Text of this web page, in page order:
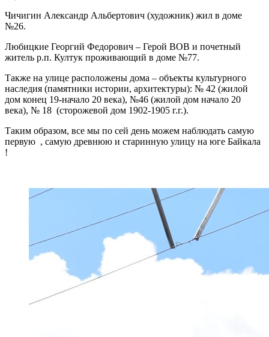
Чичигин Александр Альбертович (художник) жил в доме
№26.
Любицкие Георгий Федорович – Герой ВОВ и почетный
житель р.п. Култук проживающий в доме №77.
Также на улице расположены дома – объекты культурного
наследия (памятники истории, архитектуры): № 42 (жилой
дом конец 19-начало 20 века), №46 (жилой дом начало 20
века), № 18 (сторожевой дом 1902-1905 г.г.).
Таким образом, все мы по сей день можем наблюдать самую
первую , самую древнюю и старинную улицу на юге Байкала
!